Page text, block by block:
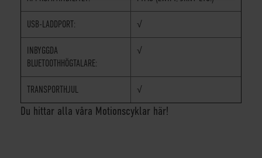
USB-LADDPORT: √
INBYGGDA
BLUETOOTHHÖGTALARE:
√
TRANSPORTHJUL √
Du hittar alla våra Motionscyklar här!